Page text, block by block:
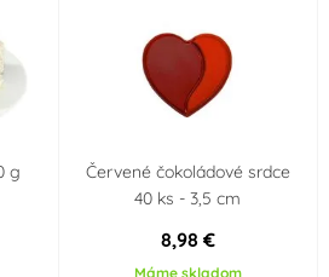
Německo
g
Červené čokoládové srdce
40 ks - 3,5 cm
8,98 €
Máme skladom